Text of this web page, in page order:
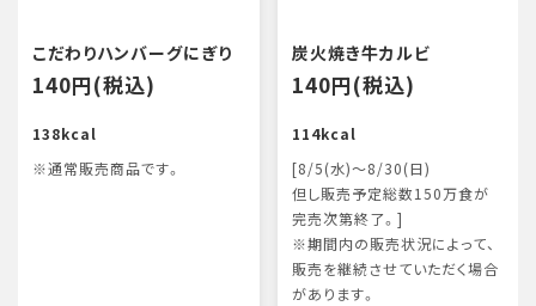
こだわりハンバーグにぎり
140円(税込)
138kcal
※通常販売商品です。
炭火焼き牛カルビ
140円(税込)
114kcal
[8/5(水)～8/30(日)
但し販売予定総数150万食が
完売次第終了。]
※期間内の販売状況によって、
販売を継続させていただく場合
があります。